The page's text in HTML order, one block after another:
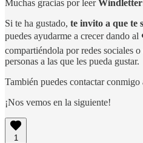
Muchas gracias por leerWindletter
Si te ha gustado, te invito a que te
puedes ayudarme a crecer dando
compartiéndola por redes sociales
personas a las que les pueda gustar.
También puedes contactar conmigo
¡Nos vemos en la siguiente!
1